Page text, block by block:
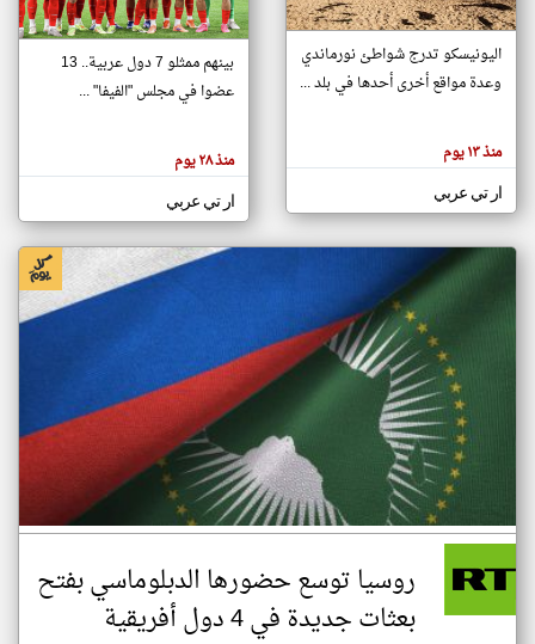
تغيير الدولة
اخبار جزر القمر على مدار الساعة
أهم اخبار جزر القمر العاجلة والمباشرة
هنا عن
وجهة
كاتبيها.
اليونيسكو تدرج شواطئ نورماندي
وعدة مواقع أخرى أحدها في بلد ...
منذ ١٣ يوم
ار تي عربي
بينهم ممثلو 7 دول عربية.. 13
عضوا في مجلس "الفيفا" ...
منذ ٢٨ يوم
ار تي عربي
روسيا توسع حضورها الدبلوماسي بفتح
بعثات جديدة في 4 دول أفريقية
klyoum.com